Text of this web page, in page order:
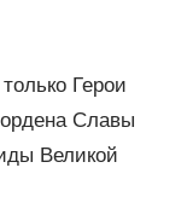
Герои
Славы
Великой